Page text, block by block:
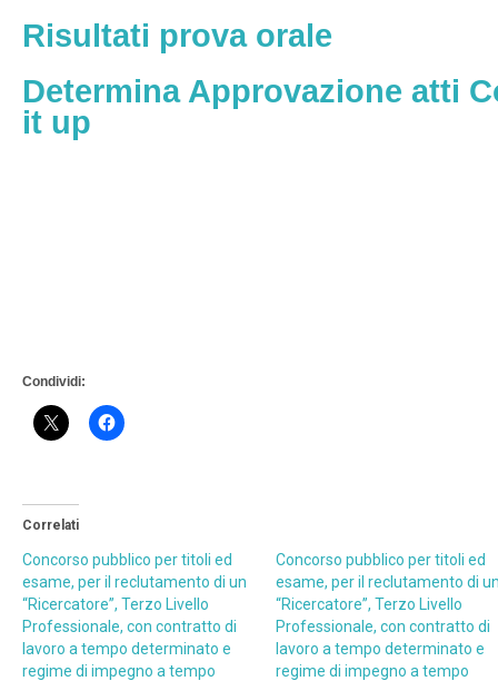
Risultati prova orale
Determina Approvazione atti
it up
Condividi:
Correlati
Concorso pubblico per titoli ed
esame, per il reclutamento di un
“Ricercatore”, Terzo Livello
Professionale, con contratto di
lavoro a tempo determinato e
regime di impegno a tempo
Concorso pubblico per titoli ed
esame, per il reclutamento di
“Ricercatore”, Terzo Livello
Professionale, con contratto di
lavoro a tempo determinato e
regime di impegno a tempo